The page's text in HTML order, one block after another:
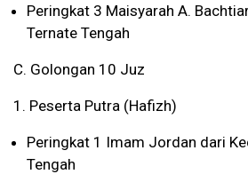
Peringkat 3 Maisyarah A.
Ternate Tengah
C. Golongan 10 Juz
1. Peserta Putra (Hafizh)
Peringkat 1 Imam Jordan dari
Tengah